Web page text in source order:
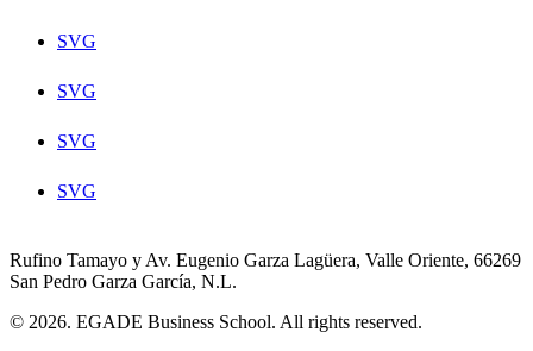
SVG
SVG
SVG
SVG
Rufino Tamayo y Av. Eugenio Garza Lagüera, Valle Oriente, 66269
San Pedro Garza García, N.L.
© 2026. EGADE Business School. All rights reserved.